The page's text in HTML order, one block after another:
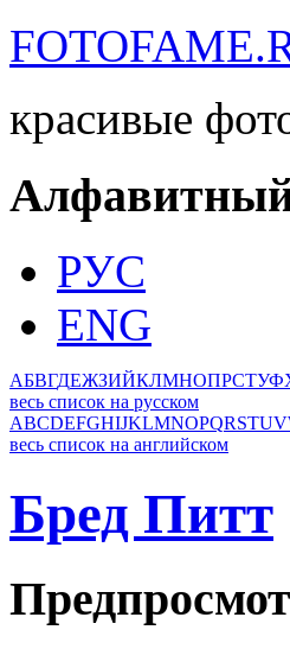
красивые
Алфавитный
РУС
ENG
АБВГДЕЖЗИЙКЛМНОПРСТУФ
весь список на русском
ABCDEFGHIJKLMNOPQRSTUV
весь список на английском
Бред Питт